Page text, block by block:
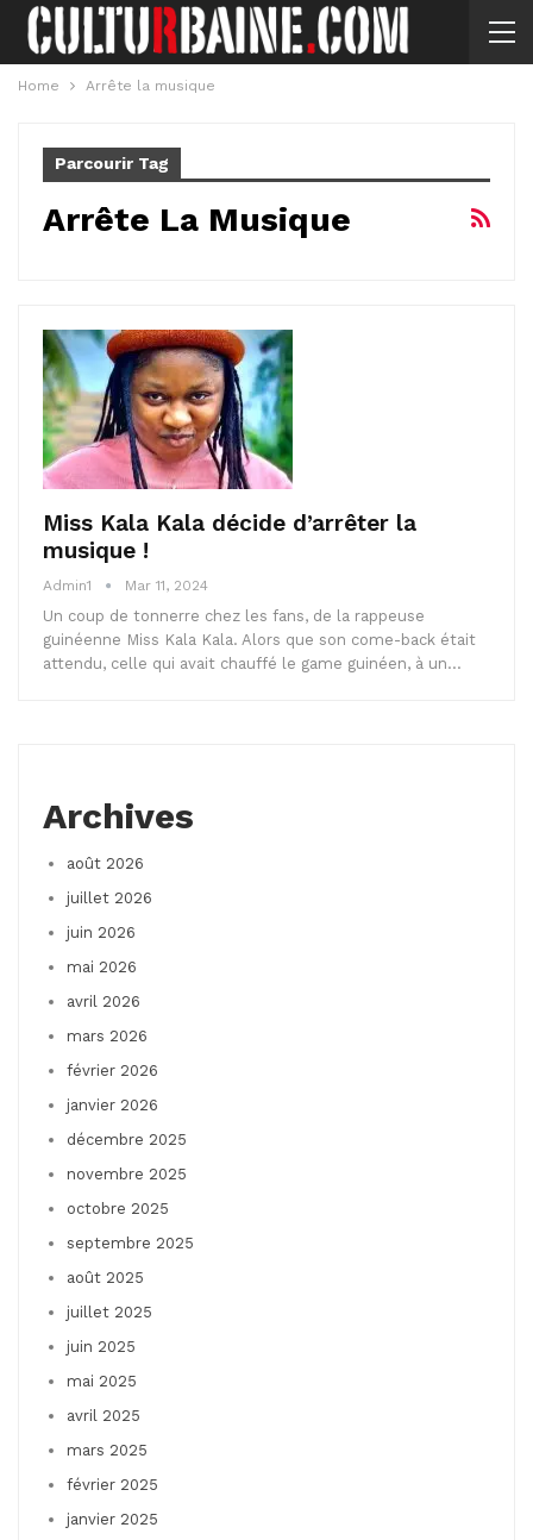
Home Arrête la musique
Parcourir Tag
Arrête La Musique
Miss Kala Kala décide d’arrêter la
musique !
Admin1 Mar 11, 2024
Un coup de tonnerre chez les fans, de la rappeuse
guinéenne Miss Kala Kala. Alors que son come-back était
attendu, celle qui avait chauffé le game guinéen, à un…
Archives
août 2026
juillet 2026
juin 2026
mai 2026
avril 2026
mars 2026
février 2026
janvier 2026
décembre 2025
novembre 2025
octobre 2025
septembre 2025
août 2025
juillet 2025
juin 2025
mai 2025
avril 2025
mars 2025
février 2025
janvier 2025